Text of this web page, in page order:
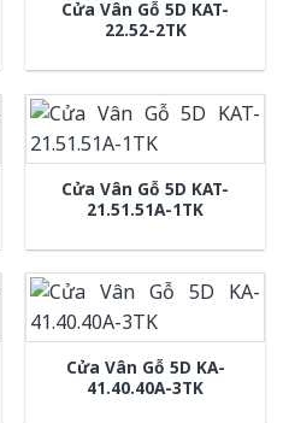
Cửa Vân Gỗ 5D KAT-
22.52-2TK
Cửa Vân Gỗ 5D KAT-
21.51.51A-1TK
Cửa Vân Gỗ 5D KA-
41.40.40A-3TK